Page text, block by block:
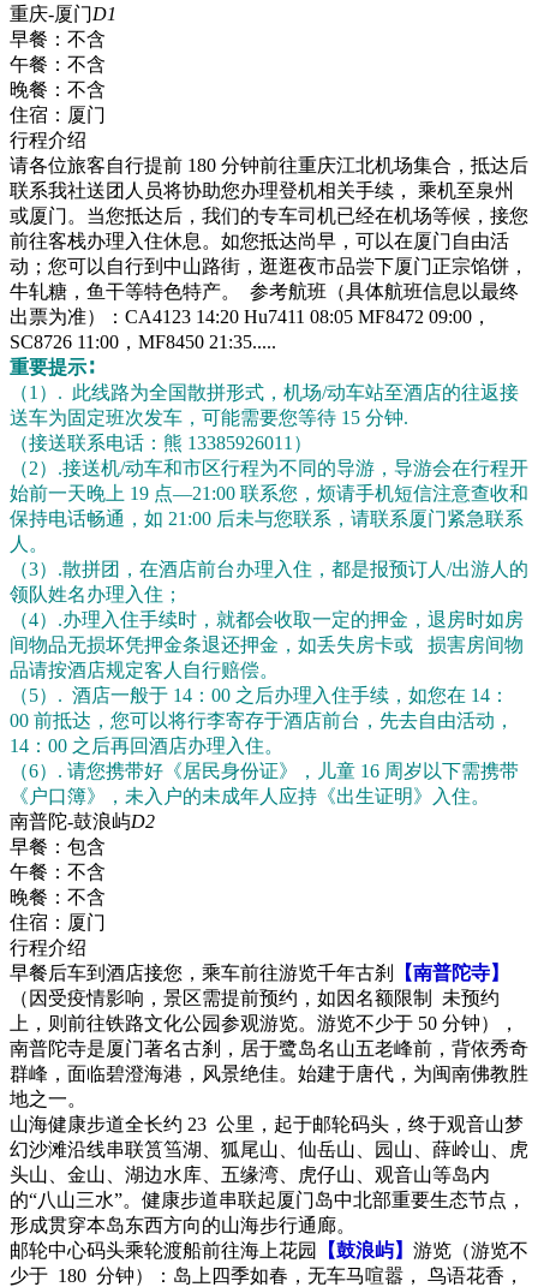
重庆-厦门D1
早餐： 不含
午餐： 不含
晚餐： 不含
住宿： 厦门
行程介绍
请各位旅客自行提前 180 分钟前往重庆江北机场集合，抵达后
联系我社送团人员将协助您办理登机相关手续， 乘机至泉州
或厦门。当您抵达后，我们的专车司机已经在机场等候，接您
前往客栈办理入住休息。如您抵达尚早，可以在厦门自由活
动；您可以自行到中山路街，逛逛夜市品尝下厦门正宗馅饼，
牛轧糖，鱼干等特色特产。 参考航班（具体航班信息以最终
出票为准）：CA4123 14:20 Hu7411 08:05 MF8472 09:00，
SC8726 11:00，MF8450 21:35.....
重要提示∶
（1）. 此线路为全国散拼形式，机场/动车站至酒店的往返接
送车为固定班次发车，可能需要您等待 15 分钟.
（接送联系电话：熊 13385926011）
（2）.接送机/动车和市区行程为不同的导游，导游会在行程开
始前一天晚上 19 点—21:00 联系您，烦请手机短信注意查收和
保持电话畅通，如 21:00 后未与您联系，请联系厦门紧急联系
人。
（3）.散拼团，在酒店前台办理入住，都是报预订人/出游人的
领队姓名办理入住；
（4）.办理入住手续时，就都会收取一定的押金，退房时如房
间物品无损坏凭押金条退还押金，如丢失房卡或 损害房间物
品请按酒店规定客人自行赔偿。
（5）. 酒店一般于 14：00 之后办理入住手续，如您在 14：
00 前抵达，您可以将行李寄存于酒店前台，先去自由活动，
14：00 之后再回酒店办理入住。
（6）. 请您携带好《居民身份证》，儿童 16 周岁以下需携带
《户口簿》，未入户的未成年人应持《出生证明》入住。
南普陀-鼓浪屿D2
早餐： 包含
午餐： 不含
晚餐： 不含
住宿： 厦门
行程介绍
早餐后车到酒店接您，乘车前往游览千年古刹
【南普陀寺】
（因受疫情影响，景区需提前预约，如因名额限制 未预约
上，则前往铁路文化公园参观游览。游览不少于 50 分钟），
南普陀寺是厦门著名古刹，居于鹭岛名山五老峰前，背依秀奇
群峰，面临碧澄海港，风景绝佳。始建于唐代，为闽南佛教胜
地之一。
山海健康步道全长约 23 公里，起于邮轮码头，终于观音山梦
幻沙滩沿线串联筼筜湖、狐尾山、仙岳山、园山、薛岭山、虎
头山、金山、湖边水库、五缘湾、虎仔山、观音山等岛内
的“八山三水”。健康步道串联起厦门岛中北部重要生态节点，
形成贯穿本岛东西方向的山海步行通廊。
邮轮中心码头乘轮渡船前往海上花园
【鼓浪屿】 游览（游览不
少于 180 分钟）：岛上四季如春，无车马喧嚣， 鸟语花香，